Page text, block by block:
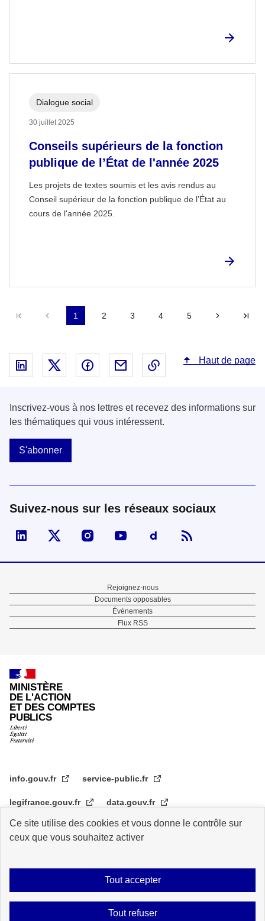
Ce site utilise des cookies et vous donne le contrôle sur
ceux que vous souhaitez activer
Tout accepter
Tout refuser
Conseils supérieurs de la fonction
publique de l’État de l'année 2025
Les projets de textes soumis et les avis rendus au
Conseil supérieur de la fonction publique de l’État au
cours de l'année 2025.
Dialogue social
30 juillet 2025
Première page
Précédent
1 2 3 4 5 Suivant
Partager sur Linked In - nouvelle fenêtre
Partager sur X - nouvelle fenêtre
Partager sur Facebook - nouvelle
Partager par email - nouvelle
Copier le lien dans le
Haut de page
Inscrivez-vous à nos lettres et recevez des informations sur
les thématiques qui vous intéressent.
S'abonner
Suivez-nous sur les réseaux sociaux
Visiter la page Linked In de fonction publique
Visiter la page X de fonction publique
Visiter la page Instagram de fonction
Visiter la page You Tube de
Visiter la page
Pied
de
Rejoignez-nous
Documents opposables
Évènements
Flux RSS
MINISTÈRE
DE L'ACTION
ET DES COMPTES
PUBLICS
info.gouv.fr service-public.fr
legifrance.gouv.fr data.gouv.fr
transformation.gouv.fr
Archive Statistiques de consultation Logos Données personnelles
Gestion des cookies